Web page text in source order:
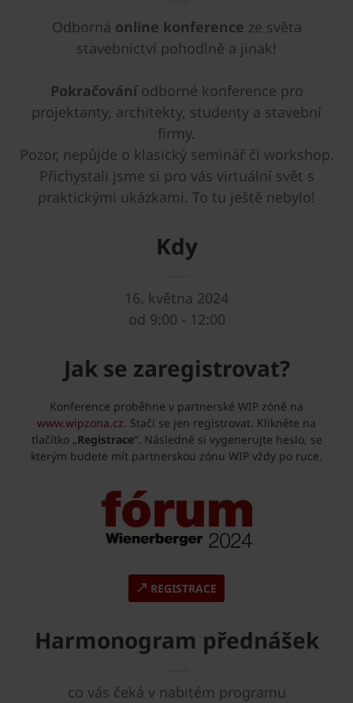
Odborná online konference ze světa
stavebnictví pohodlně a jinak!
Pokračováníodborné konference pro
projektanty, architekty, studenty a stavební
firmy.
Pozor, nepůjde o klasický seminář či workshop.
Přichystali jsme si pro vás virtuální svět s
praktickými ukázkami. To tu ještě nebylo!
Kdy
16. května 2024
od 9:00 - 12:00
Jak se zaregistrovat?
Konference proběhne v partnerské WIP zóně na
www.wipzona.cz. Stačí se jen registrovat. Klikněte na
tlačítko „Registrace“. Následně si vygenerujte heslo, se
kterým budete mít partnerskou zónu WIP vždy po ruce.
REGISTRACE
Harmonogram přednášek
co vás čeká v nabitém programu